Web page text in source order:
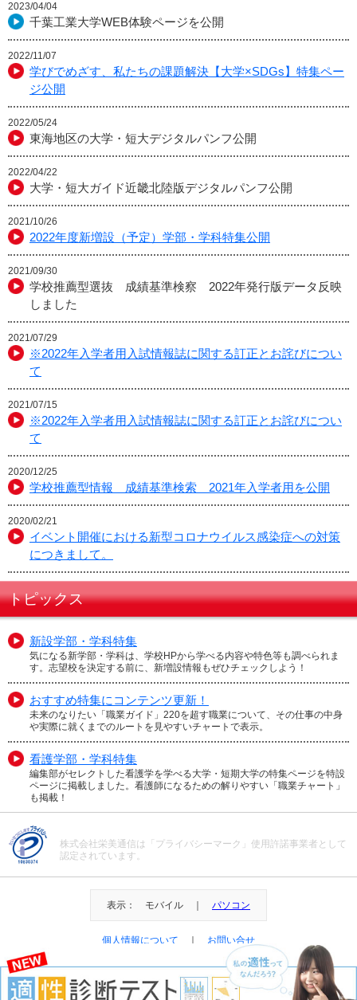
2023/04/04
千葉工業大学WEB体験ページを公開
2022/11/07
学びでめざす、私たちの課題解決【大学×SDGs】特集ペー
ジ公開
2022/05/24
東海地区の大学・短大デジタルパンフ公開
2022/04/22
大学・短大ガイド近畿北陸版デジタルパンフ公開
2021/10/26
2022年度新増設（予定）学部・学科特集公開
2021/09/30
学校推薦型選抜 成績基準検察 2022年発行版データ反映
しました
2021/07/29
※2022年入学者用入試情報誌に関する訂正とお詫びについ
て
2021/07/15
※2022年入学者用入試情報誌に関する訂正とお詫びについ
て
2020/12/25
学校推薦型情報 成績基準検索 2021年入学者用を公開
2020/02/21
イベント開催における新型コロナウイルス感染症への対策
につきまして。
トピックス
新設学部・学科特集
気になる新学部・学科は、学校HPから学べる内容や特色等も調べられま
す。志望校を決定する前に、新増設情報もぜひチェックしよう！
おすすめ特集にコンテンツ更新！
未来のなりたい「職業ガイド」220を超す職業について、その仕事の中身
や実際に就くまでのルートを見やすいチャートで表示。
看護学部・学科特集
編集部がセレクトした看護学を学べる大学・短期大学の特集ページを特設
ページに掲載しました。看護師になるための解りやすい「職業チャート」
も掲載！
株式会社栄美通信は「プライバシーマーク」使用許諾事業者として
認定されています。
表示： モバイル ｜ パソコン
個人情報について お問い合せ
＠Eibi Tsushin All Right Reserved.